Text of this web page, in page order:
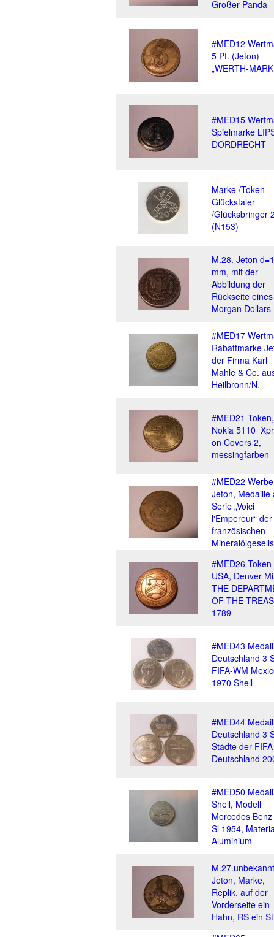
Großer Panda
#MED12
5 Pf. (Jeton)
„WERTH-
#MED15
Spielmarke
DORDRECHT
Marke /Token
Glückstaler
/Glücksbringer
(N153)
M.28. Jeton
mm, mit der
Abbildung der
Rückseite eines
Morgan Dollars
#MED17
Rabattmarke
der Firma Karl
Mahle & Co.
Heilbronn/N.
#MED21 Token,
Nokia
on Covers 2,
messingfarben
#MED22
Jeton, Medaille
Serie „Voici
l'Empereur“ der
französischen
#MED26 Token
USA, Denver
THE
OF THE
1789
#MED43
Deutschland 3
FIFA-WM
1970 Shell
#MED44
Deutschland 3
Städte der
Deutschland
#MED50
Shell, Modell
Mercedes
Sl 1954,
Aluminium
Jeton, Marke,
Replik, auf der
Vorderseite ein
Hahn, RS ein